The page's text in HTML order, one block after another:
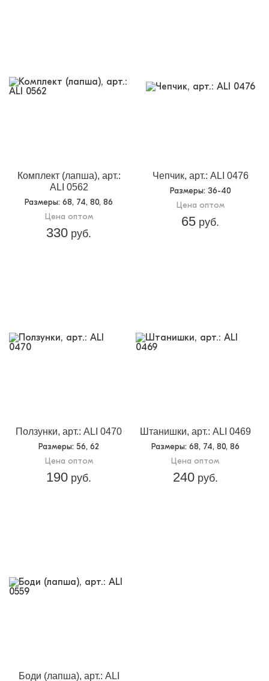
Комплект (лапша), арт.:
ALI 0562
Размеры: 68, 74, 80, 86
Цена оптом
330 руб.
Чепчик, арт.: ALI 0476
Размеры: 36-40
Цена оптом
65 руб.
Ползунки, арт.: ALI 0470
Размеры: 56, 62
Цена оптом
190 руб.
Штанишки, арт.: ALI 0469
Размеры: 68, 74, 80, 86
Цена оптом
240руб.
Боди (лапша), арт.: ALI